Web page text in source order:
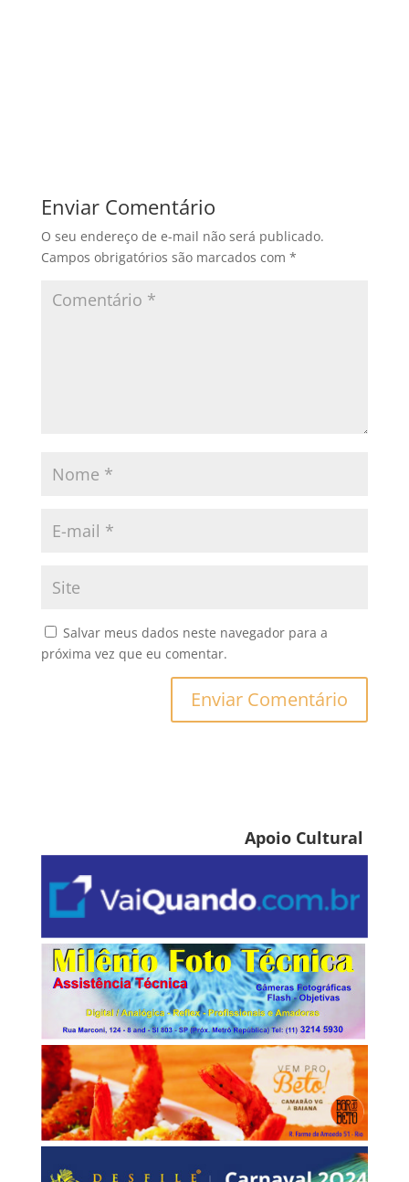
Enviar Comentário
O seu endereço de e-mail não será publicado.
Campos obrigatórios são marcados com *
Salvar meus dados neste navegador para a
próxima vez que eu comentar.
Apoio Cultural